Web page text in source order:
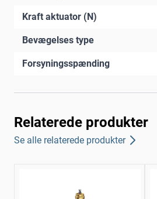
Kraft aktuator (N)
Bevægelses type
Forsyningsspænding
Relaterede produkter
Se alle relaterede produkter